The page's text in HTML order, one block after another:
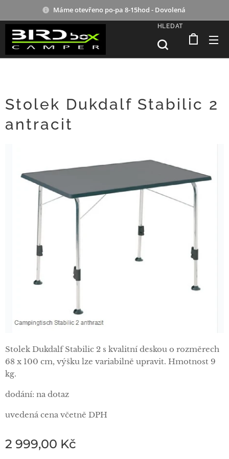
Máme otevřeno po-pa 8-15hod - Dovolená
HLEDAT
Stolek Dukdalf Stabilic 2
antracit
Stolek Dukdalf Stabilic 2 s kvalitní deskou o rozměrech
68 x 100 cm, výšku lze variabilně upravit. Hmotnost 9
kg.
dodání: na dotaz
uvedená cena včetně DPH
2 999,00 Kč